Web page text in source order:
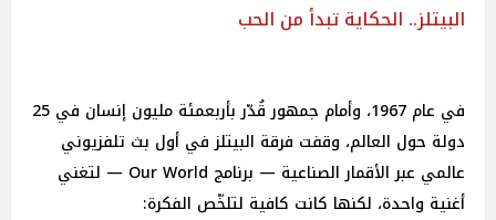
البيتلز.. الحكاية تبدأ من الحب
في عام 1967، وأمام جمهور قُدّر بأربعمئة مليون إنسان في 25
دولة حول العالم، وقفت فرقة البيتلز في أول بث تلفزيوني
عالمي عبر الأقمار الصناعية — برنامج Our World — لتغني
أغنية واحدة، لكنها كانت كافية لتلخّص الفكرة: